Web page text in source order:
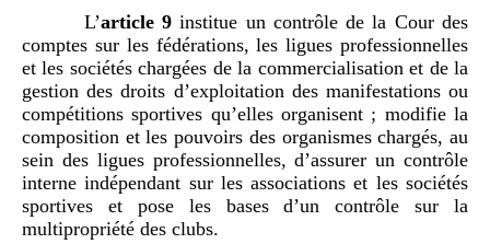
L’article 9institue un contrôle de la Cour des
comptes sur les fédérations, les ligues professionnelles
et les sociétés chargées de la commercialisation et de la
gestion des droits d’exploitation des manifestations ou
compétitions sportives qu’elles organisent ; modifie la
composition et les pouvoirs des organismes chargés, au
sein des ligues professionnelles, d’assurer un contrôle
interne indépendant sur les associations et les sociétés
sportives et pose les bases d’un contrôle sur la
multipropriété des clubs.